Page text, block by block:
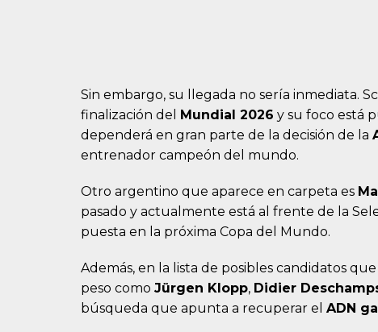
Sin embargo, su llegada no sería inmediata.
finalización del
Mundial 2026 y su foco está
dependerá en gran parte de la decisión de la
entrenador campeón del mundo.
Otro argentino que aparece en carpeta es
pasado y actualmente está al frente de la
puesta en la próxima Copa del Mundo.
Además, en la lista de posibles candidatos
peso como Jürgen Klopp, Didier
búsqueda que apunta a recuperar el ADN